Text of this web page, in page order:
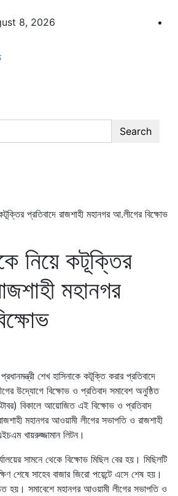
8, 2026
চেতনায় উদ্বুদ্ধ মুখপত্র
Search
প্রতিবাদে রাজশাহী মহানগর আ.লীগের বিক্ষোভ
নিয়ে কটূক্তির
মহানগর
শেখ হাসিনাকে কটূক্তি করার প্রতিবাদে
উদ্যোগে বিক্ষোভ ও প্রতিবাদ সমাবেশ অনুষ্ঠিত
বিকালে আয়োজিত এই বিক্ষোভ ও প্রতিবাদ
মহানগর আওয়ামী লীগের সভাপতি ও রাজশাহী
খায়রুজ্জামান লিটন।
সামনে থেকে বিক্ষোভ মিছিল বের হয়। মিছিলটি
শেষে সাহেব বাজার জিরো পয়েন্টে এসে শেষ হয়।
হয়। সমাবেশে মহানগর আওয়ামী লীগের সভাপতি ও